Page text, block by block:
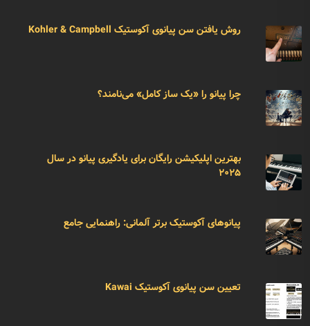
روش یافتن سن پیانوی آکوستیک Kohler & Campbell
چرا پیانو را «یک ساز کامل» می‌نامند؟
بهترین اپلیکیشن رایگان برای یادگیری پیانو در سال
۲۰۲۵
پیانوهای آکوستیک برتر آلمانی: راهنمایی جامع
تعیین سن پیانوی آکوستیک Kawai